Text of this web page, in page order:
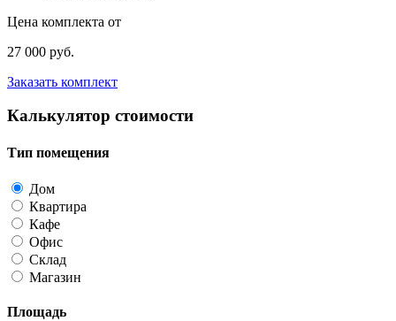
Цена комплекта от
27 000 руб.
Заказать комплект
Калькулятор стоимости
Тип помещения
Дом
Квартира
Кафе
Офис
Склад
Магазин
Площадь